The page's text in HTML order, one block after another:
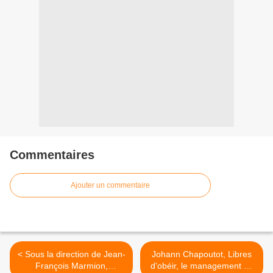
Commentaires
Ajouter un commentaire
< Sous la direction de Jean-
François Marmion,
Johann Chapoutot, Libres
d'obéir, le management du